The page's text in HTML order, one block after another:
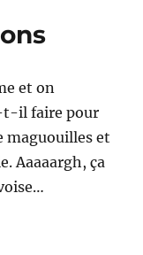
et on
t-il faire pour
maguouilles et
Aaaaargh, ça